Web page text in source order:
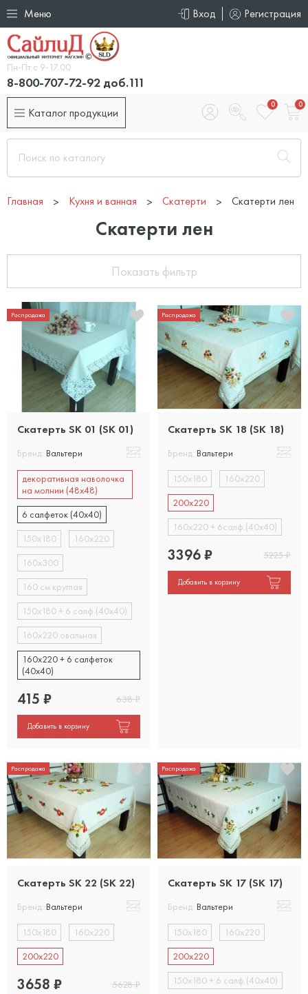
Меню Вход Регистрация
Пн-Пт с 9-17.00
8-800-707-72-92 доб.111
Каталог продукции
0 0
Главная Кухня и ванная Скатерти Скатерти лен
Скатерти лен
Показать фильтр
Распродажа
Скатерть SK 01 (SK 01)
Бренд: Вальтери
декоративная наволочка
на молнии (48х48)
6 салфеток (40х40)
150х180
160х220
160х300
160 см круглая
150х180 + 6 салф.(40х40)
160х220 овальная
160х220 + 6 салфеток
(40х40)
415 ₽ 638₽
Добавить в корзину
Распродажа
Скатерть SK 18 (SK 18)
Бренд: Вальтери
150х180
160х220
200х220
160х220 + 6салф.(40х40)
3396₽ 5225₽
Добавить в корзину
Распродажа
Скатерть SK 22 (SK 22)
Бренд: Вальтери
150х180
160х220
200х220
3658 ₽ 5628₽
Распродажа
Скатерть SK 17 (SK 17)
Бренд: Вальтери
150х180
160х220
200х220
150х180 + 6 салф.(40х40)